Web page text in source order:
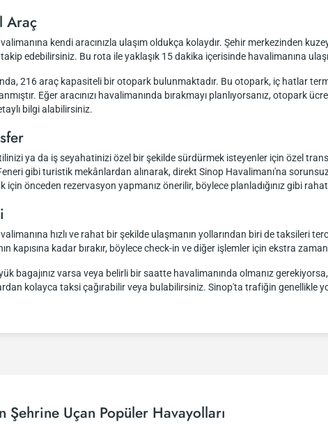
Araç
kendi aracınızla ulaşım oldukça kolaydır. Şehir merkezinden
takip edebilirsiniz. Bu rota ile yaklaşık 15 dakika içerisinde havalimanına
216 araç kapasiteli bir otopark bulunmaktadır. Bu otopark, iç hatlar
Eğer aracınızı havalimanında bırakmayı planlıyorsanız,
bilgi alabilirsiniz.
ya da iş seyahatinizi özel bir şekilde sürdürmek isteyenler için özel
gibi turistik mekânlardan alınarak, direkt Sinop Havalimanı'na
için önceden rezervasyon yapmanız önerilir, böylece planladığınız gibi
hızlı ve rahat bir şekilde ulaşmanın yollarından biri de taksileri
kapısına kadar bırakır, böylece check-in ve diğer işlemler için ekstra
bagajınız varsa veya belirli bir saatte havalimanında olmanız
kolayca taksi çağırabilir veya bulabilirsiniz. Sinop'ta trafiğin genellikle
Şehrine Uçan Popüler Havayolları